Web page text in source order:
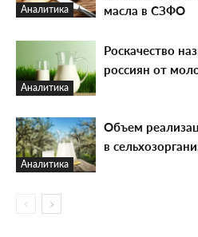
Аналитика
масла в СЗФО
Аналитика
Роскачество
россиян от
Аналитика
Объем
в